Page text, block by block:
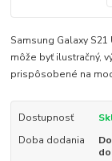
Samsung Galaxy
môže byť ilustračný,
prispôsobené na
Dostupnosť
Doba dodania